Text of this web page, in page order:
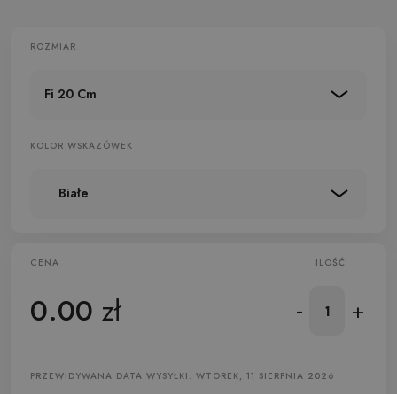
ROZMIAR
Fi 20 Cm
KOLOR WSKAZÓWEK
Białe
CENA
0.00 zł
ILOŚĆ
- +
PRZEWIDYWANA DATA WYSYŁKI: WTOREK, 11 SIERPNIA 2026